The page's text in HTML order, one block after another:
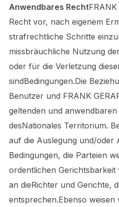
Anwendbares RechtFRANK
Recht vor, nach eigenem
strafrechtliche Schritte
missbräuchliche Nutzung
oder für die Verletzung
sindBedingungen.Die
Benutzer und FRANK
geltenden und
desNationales Territorium.
auf die Auslegung und/oder
Bedingungen, die Parteien
ordentlichen Gerichtsbarkeit
an dieRichter und Gerichte,
entsprechen.Ebenso weisen